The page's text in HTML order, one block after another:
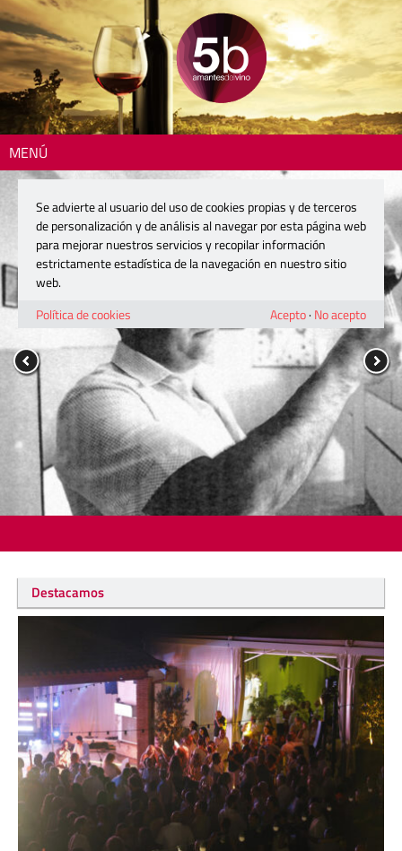
MENÚ
Destacamos
Se advierte al usuario del uso de cookies propias y de terceros
de personalización y de análisis al navegar por esta página web
para mejorar nuestros servicios y recopilar información
estrictamente estadística de la navegación en nuestro sitio
web.
Política de cookies
Acepto· No acepto